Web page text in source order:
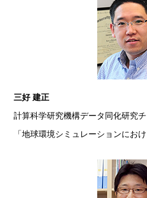
三好 建正
計算科学研究機構データ同化研究
「地球環境シミュレーションにお